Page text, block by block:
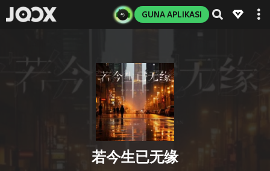
GUNA APLIKASI
若今生已无缘